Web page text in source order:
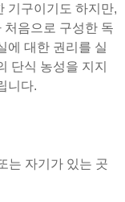
기구이기도 하지만,
음으로 구성한 독
에 대한 권리를 실
단식 농성을 지지
니다.
는 자기가 있는 곳